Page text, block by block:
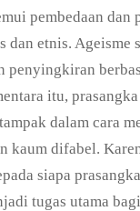
pembedaan dan
dan etnis. Ageisme
penyingkiran
itu,
dalam cara
kaum difabel.
siapa
tugas utama